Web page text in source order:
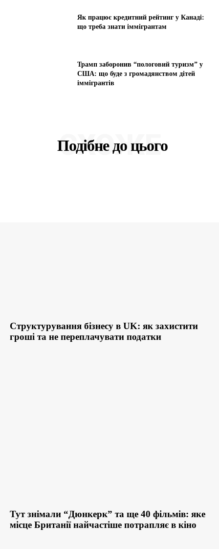
Як працює кредитний рейтинг у Канаді:
що треба знати іммігрантам
Трамп заборонив “пологовий туризм” у
США: що буде з громадянством дітей
іммігрантів
Подібне до цього
СХОЖЕ
Структурування бізнесу в UK: як захистити
гроші та не переплачувати податки
Тут знімали “Дюнкерк” та ще 40 фільмів: яке
місце Британії найчастіше потрапляє в кіно